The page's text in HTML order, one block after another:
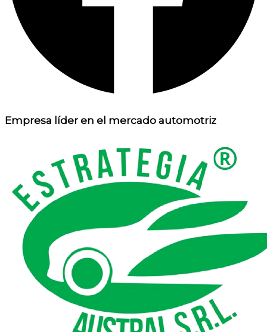
Empresa líder en el mercado automotriz